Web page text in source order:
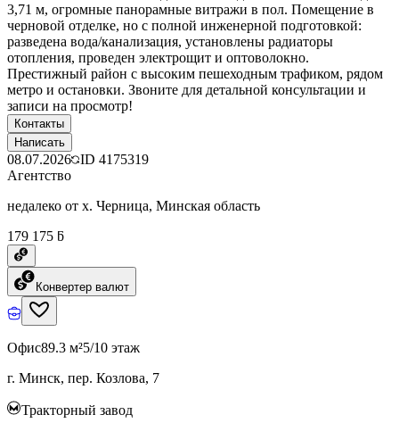
3,71 м, огромные панорамные витражи в пол. Помещение в
черновой отделке, но с полной инженерной подготовкой:
разведена вода/канализация, установлены радиаторы
отопления, проведен электрощит и оптоволокно.
Престижный район с высоким пешеходным трафиком, рядом
метро и остановки. Звоните для детальной консультации и
записи на просмотр!
Контакты
Написать
08.07.2026 ID 4175319
Агентство
недалеко от х. Черница, Минская область
179 175 ƃ
Конвертер валют
Офис89.3 м²5/10 этаж
г. Минск, пер. Козлова, 7
Тракторный завод